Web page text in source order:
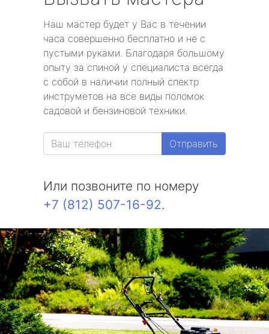
Наш мастер будет у Вас в течении
часа совершенно бесплатно и не с
пустыми руками. Благодаря большому
опыту за спиной у специалиста всегда
с собой в наличии полный спектр
инструметов на все виды поломок
садовой и бензиновой техники.
Отправить
Или позвоните по номеру
+7 (812) 507-16-92.